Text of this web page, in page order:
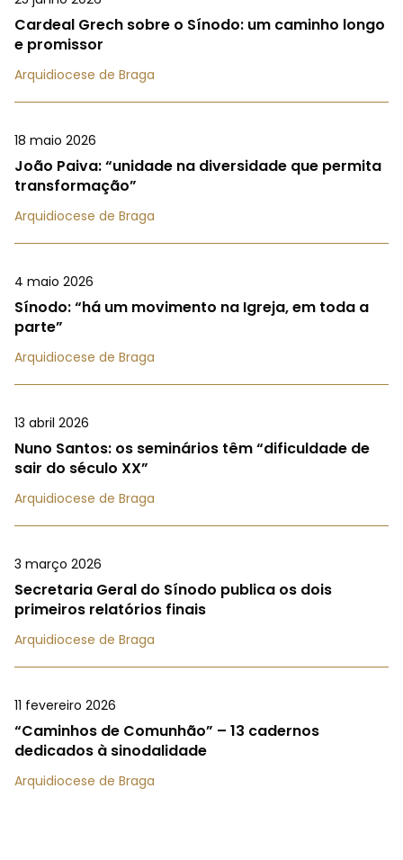
Cardeal Grech sobre o Sínodo: um caminho longo
e promissor
Arquidiocese de Braga
18 maio 2026
João Paiva: “unidade na diversidade que permita
transformação”
Arquidiocese de Braga
4 maio 2026
Sínodo: “há um movimento na Igreja, em toda a
parte”
Arquidiocese de Braga
13 abril 2026
Nuno Santos: os seminários têm “dificuldade de
sair do século XX”
Arquidiocese de Braga
3 março 2026
Secretaria Geral do Sínodo publica os dois
primeiros relatórios finais
Arquidiocese de Braga
11 fevereiro 2026
“Caminhos de Comunhão” – 13 cadernos
dedicados à sinodalidade
Arquidiocese de Braga